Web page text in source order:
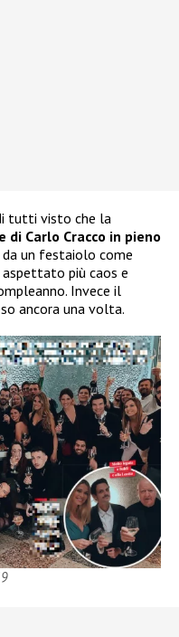
tutti visto che la
di Carlo Cracco in pieno
da un festaiolo come
aspettato più caos e
Invece il
ancora una volta.